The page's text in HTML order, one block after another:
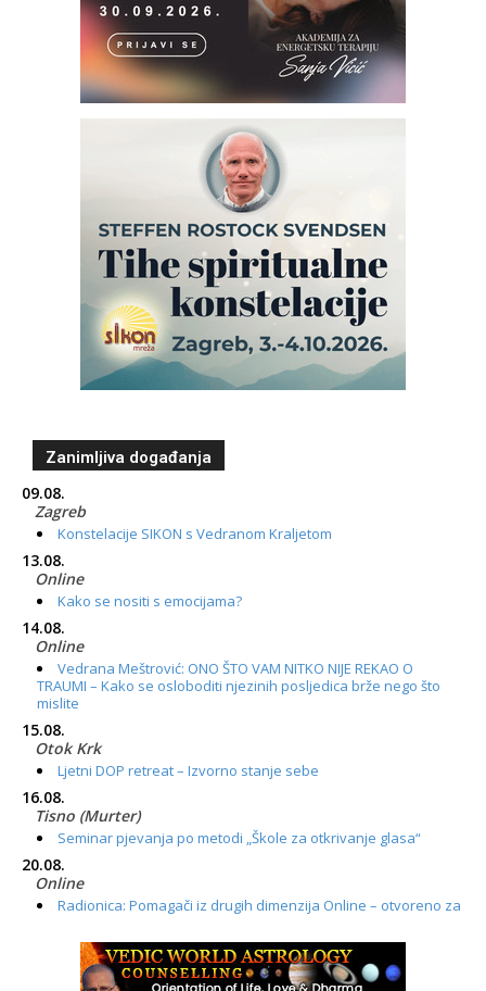
Zanimljiva događanja
09.08.
Zagreb
Konstelacije SIKON s Vedranom Kraljetom
13.08.
Online
Kako se nositi s emocijama?
14.08.
Online
Vedrana Meštrović: ONO ŠTO VAM NITKO NIJE REKAO O
TRAUMI – Kako se osloboditi njezinih posljedica brže nego što
mislite
15.08.
Otok Krk
Ljetni DOP retreat – Izvorno stanje sebe
16.08.
Tisno (Murter)
Seminar pjevanja po metodi „Škole za otkrivanje glasa“
20.08.
Online
Radionica: Pomagači iz drugih dimenzija Online – otvoreno za
Zagreb+Online